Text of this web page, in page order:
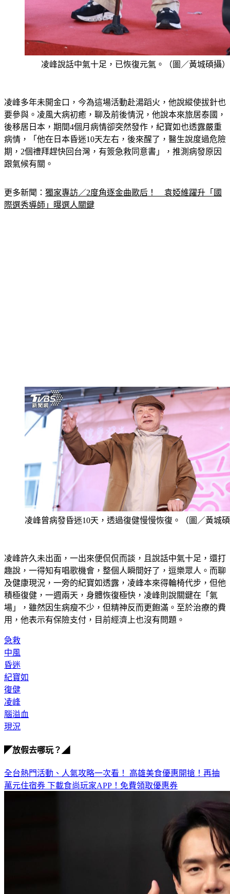
凌峰說話中氣十足，已恢復元氣。（圖／黃城碩攝）
凌峰多年未開金口，今為這場活動赴湯蹈火，他說縱使拔針也
要參與。凌風大病初癒，聊及前後情況，他說本來旅居泰國，
後移居日本，期間4個月病情卻突然發作，紀寶如也透露嚴重
病情，「他在日本昏迷10天左右，後來醒了，醫生說度過危險
期，2個禮拜趕快回台灣，有簽急救同意書」，推測病發原因
跟氣候有關。
更多新聞： 獨家專訪／2度角逐金曲歌后！　袁婭維躍升「國
際選秀導師」曝選人關鍵
凌峰曾病發昏迷10天，透過復健慢慢恢復。（圖／黃城
凌峰許久未出面，一出來便侃侃而談，且說話中氣十足，還打
趣說，一得知有唱歌機會，整個人瞬間好了，逗樂眾人。而聊
及健康現況，一旁的紀寶如透露，凌峰本來得輪椅代步，但他
積極復健，一週兩天，身體恢復極快，凌峰則說關鍵在「氣
場」，雖然因生病瘦不少，但精神反而更飽滿。至於治療的費
用，他表示有保險支付，目前經濟上也沒有問題。
急救
中風
昏迷
紀寶如
復健
凌峰
腦溢血
現況
◤放假去哪玩？◢
全台熱門活動、人氣攻略一次看！ 高雄美食優惠開搶！再抽
萬元住宿券 下載食尚玩家APP！免費領取優惠券